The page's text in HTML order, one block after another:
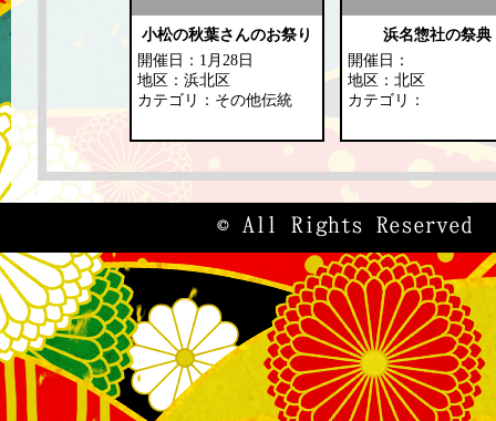
小松の秋葉さんのお祭り
開催日：1月28日
地区：浜北区
カテゴリ：その他伝統
浜名惣社の祭典
開催日：
地区：北区
カテゴリ：